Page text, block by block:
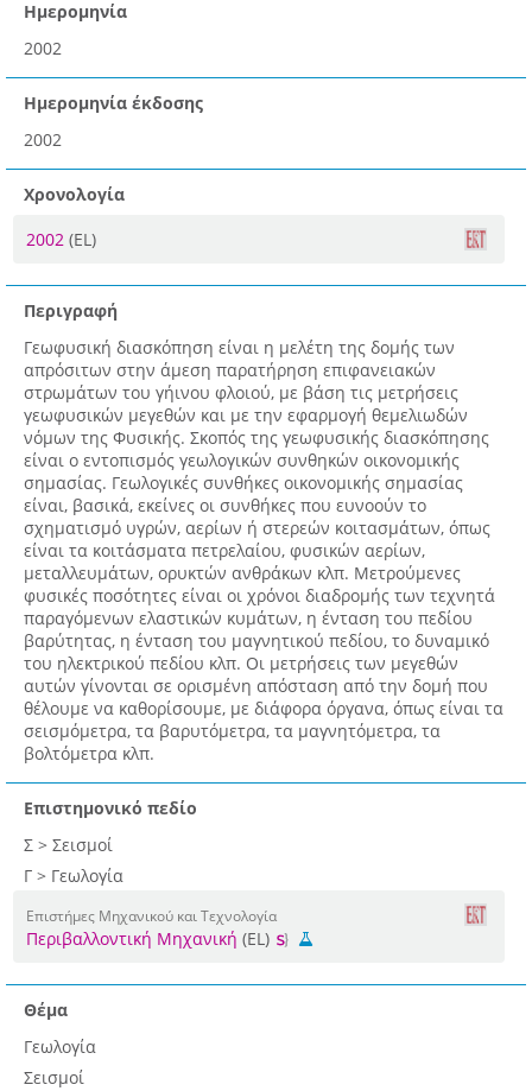
Ημερομηνία
2002
Ημερομηνία έκδοσης
2002
Χρονολογία
2002 (EL)
Περιγραφή
Γεωφυσική διασκόπηση είναι η μελέτη της δομής των
απρόσιτων στην άμεση παρατήρηση επιφανειακών
στρωμάτων του γήινου φλοιού, με βάση τις μετρήσεις
γεωφυσικών μεγεθών και με την εφαρμογή θεμελιωδών
νόμων της Φυσικής. Σκοπός της γεωφυσικής διασκόπησης
είναι ο εντοπισμός γεωλογικών συνθηκών οικονομικής
σημασίας. Γεωλογικές συνθήκες οικονομικής σημασίας
είναι, βασικά, εκείνες οι συνθήκες που ευνοούν το
σχηματισμό υγρών, αερίων ή στερεών κοιτασμάτων, όπως
είναι τα κοιτάσματα πετρελαίου, φυσικών αερίων,
μεταλλευμάτων, ορυκτών ανθράκων κλπ. Μετρούμενες
φυσικές ποσότητες είναι οι χρόνοι διαδρομής των τεχνητά
παραγόμενων ελαστικών κυμάτων, η ένταση του πεδίου
βαρύτητας, η ένταση του μαγνητικού πεδίου, το δυναμικό
του ηλεκτρικού πεδίου κλπ. Οι μετρήσεις των μεγεθών
αυτών γίνονται σε ορισμένη απόσταση από την δομή που
θέλουμε να καθορίσουμε, με διάφορα όργανα, όπως είναι τα
σεισμόμετρα, τα βαρυτόμετρα, τα μαγνητόμετρα, τα
βολτόμετρα κλπ.
Επιστημονικό πεδίο
Σ > Σεισμοί
Γ > Γεωλογία
Επιστήμες Μηχανικού και Τεχνολογία
Περιβαλλοντική Μηχανική (EL)
Θέμα
Γεωλογία
Σεισμοί